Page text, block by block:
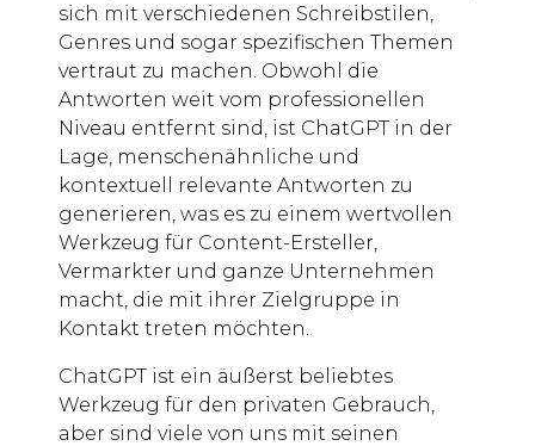
sich mit verschiedenen Schreibstilen,
Genres und sogar spezifischen Themen
vertraut zu machen. Obwohl die
Antworten weit vom professionellen
Niveau entfernt sind, ist ChatGPT in der
Lage, menschenähnliche und
kontextuell relevante Antworten zu
generieren, was es zu einem wertvollen
Werkzeug für Content-Ersteller,
Vermarkter und ganze Unternehmen
macht, die mit ihrer Zielgruppe in
Kontakt treten möchten.
ChatGPT ist ein äußerst beliebtes
Werkzeug für den privaten Gebrauch,
aber sind viele von uns mit seinen